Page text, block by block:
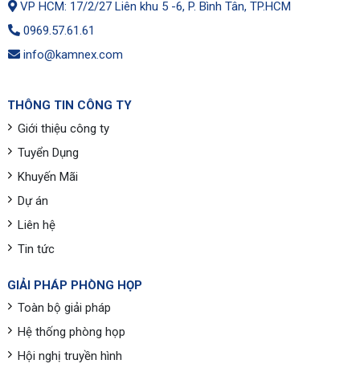
VP HCM: 17/2/27 Liên khu 5 -6, P. Bình Tân, TP.HCM
0969.57.61.61
info@kamnex.com
THÔNG TIN CÔNG TY
Giới thiệu công ty
Tuyển Dụng
Khuyến Mãi
Dự án
Liên hệ
Tin tức
GIẢI PHÁP PHÒNG HỌP
Toàn bộ giải pháp
Hệ thống phòng họp
Hội nghị truyền hình